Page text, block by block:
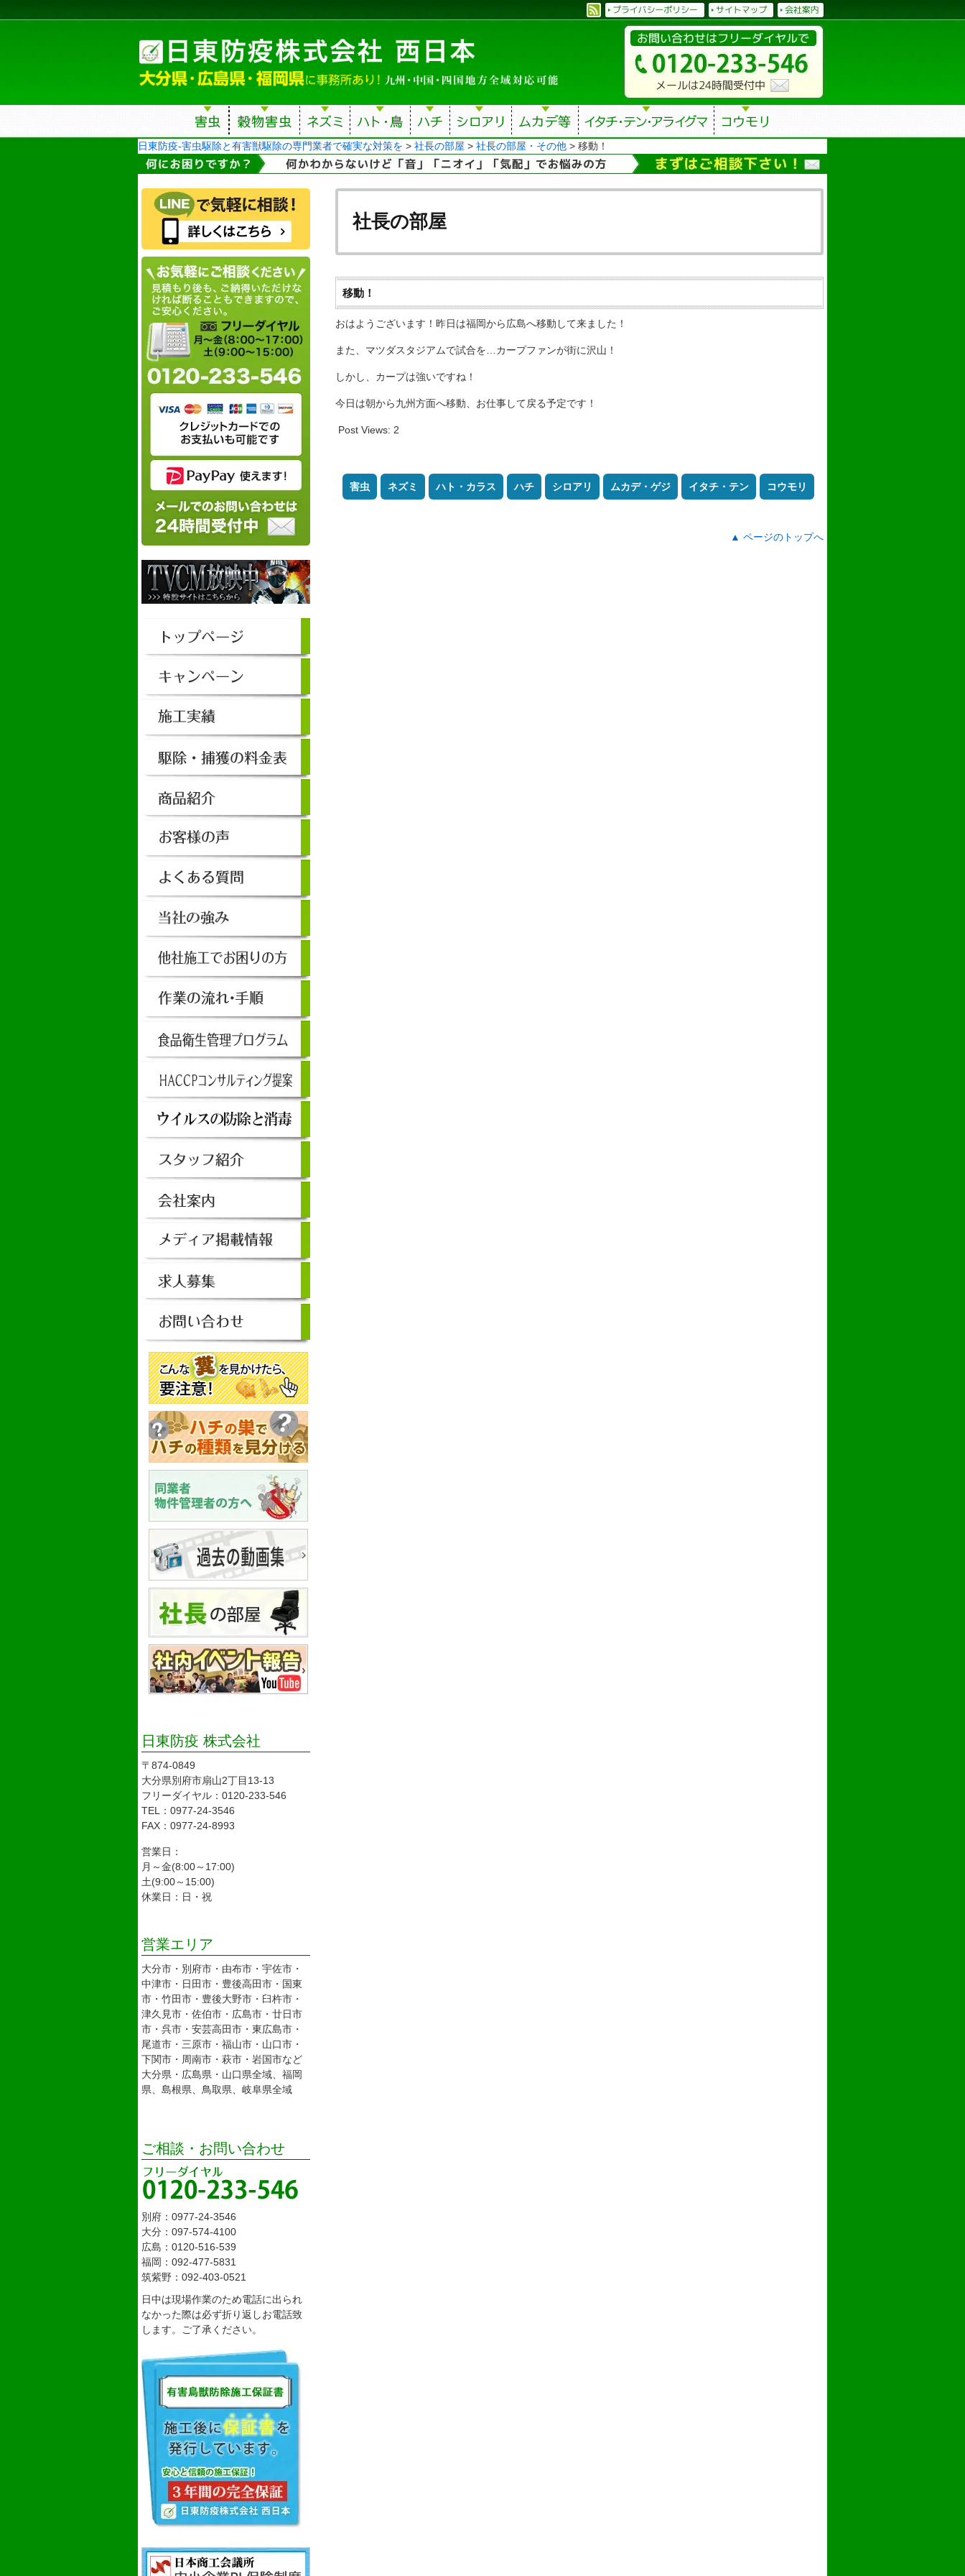
日東防疫-害虫駆除と有害獣駆除の専門業者で確実な対策を > 社長の部屋 > 社長の部屋・その他 > 移動！
社長の部屋
移動！
おはようございます！昨日は福岡から広島へ移動して来ました！
また、マツダスタジアムで試合を…カープファンが街に沢山！
しかし、カープは強いですね！
今日は朝から九州方面へ移動、お仕事して戻る予定です！
Post Views: 2
害虫 ネズミ ハト・カラス ハチ シロアリ ムカデ・ゲジ イタチ・テン コウモリ
▲ ページのトップへ
日東防疫 株式会社
〒874-0849
大分県別府市扇山2丁目13-13
フリーダイヤル：0120-233-546
TEL：0977-24-3546
FAX：0977-24-8993
営業日：
月～金(8:00～17:00)
土(9:00～15:00)
休業日：日・祝
営業エリア
大分市・別府市・由布市・宇佐市・
中津市・日田市・豊後高田市・国東
市・竹田市・豊後大野市・臼杵市・
津久見市・佐伯市・広島市・廿日市
市・呉市・安芸高田市・東広島市・
尾道市・三原市・福山市・山口市・
下関市・周南市・萩市・岩国市など
大分県・広島県・山口県全域、福岡
県、島根県、鳥取県、岐阜県全域
ご相談・お問い合わせ
別府：0977-24-3546
大分：097-574-4100
広島：0120-516-539
福岡：092-477-5831
筑紫野：092-403-0521
日中は現場作業のため電話に出られ
なかった際は必ず折り返しお電話致
します。ご了承ください。